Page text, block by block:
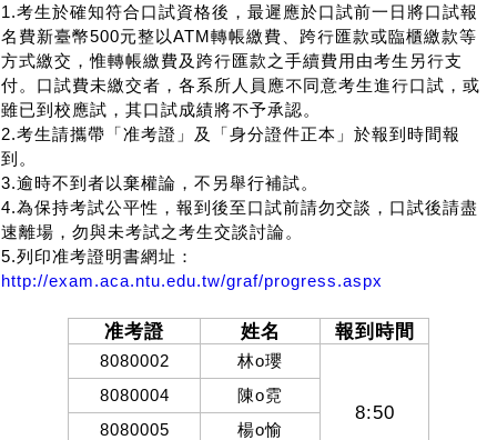
1.考生於確知符合口試資格後，最遲應於口試前一日將口試報
名費新臺幣500元整以ATM轉帳繳費、跨行匯款或臨櫃繳款等
方式繳交，惟轉帳繳費及跨行匯款之手續費用由考生另行支
付。口試費未繳交者，各系所人員應不同意考生進行口試，或
雖已到校應試，其口試成績將不予承認。
2.考生請攜帶「准考證」及「身分證件正本」於報到時間報
到。
3.逾時不到者以棄權論，不另舉行補試。
4.為保持考試公平性，報到後至口試前請勿交談，口試後請盡
速離場，勿與未考試之考生交談討論。
5.列印准考證明書網址：
http://exam.aca.ntu.edu.tw/graf/progress.aspx
准考證 姓名 報到時間
8080002 林o瓔
8:50
8080004 陳o霓
8080005
楊o愉